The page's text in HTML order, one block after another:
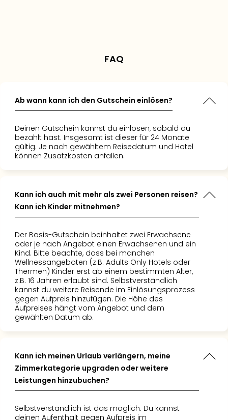
um
Reisen,
FAQ
Ab wann kann ich den Gutschein einlösen?
Deinen Gutschein kannst du einlösen, sobald du
bezahlt hast. Insgesamt ist dieser für 24 Monate
gültig. Je nach gewähltem Reisedatum und Hotel
können Zusatzkosten anfallen.
Kann ich auch mit mehr als zwei Personen reisen?
Kann ich Kinder mitnehmen?
Der Basis-Gutschein beinhaltet zwei Erwachsene
oder je nach Angebot einen Erwachsenen und ein
Kind. Bitte beachte, dass bei manchen
Wellnessangeboten (z.B. Adults Only Hotels oder
Thermen) Kinder erst ab einem bestimmten Alter,
z.B. 16 Jahren erlaubt sind. Selbstverständlich
kannst du weitere Reisende im Einlösungsprozess
gegen Aufpreis hinzufügen. Die Höhe des
Aufpreises hängt vom Angebot und dem
gewählten Datum ab.
Kann ich meinen Urlaub verlängern, meine
Zimmerkategorie upgraden oder weitere
Leistungen hinzubuchen?
Selbstverständlich ist das möglich. Du kannst
deinen Aufenthalt gegen Aufpreis im